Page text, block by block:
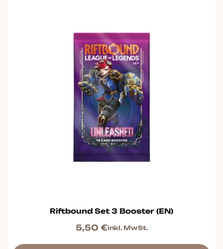
Riftbound Set 3 Booster (EN)
5,50 €inkl. MwSt.